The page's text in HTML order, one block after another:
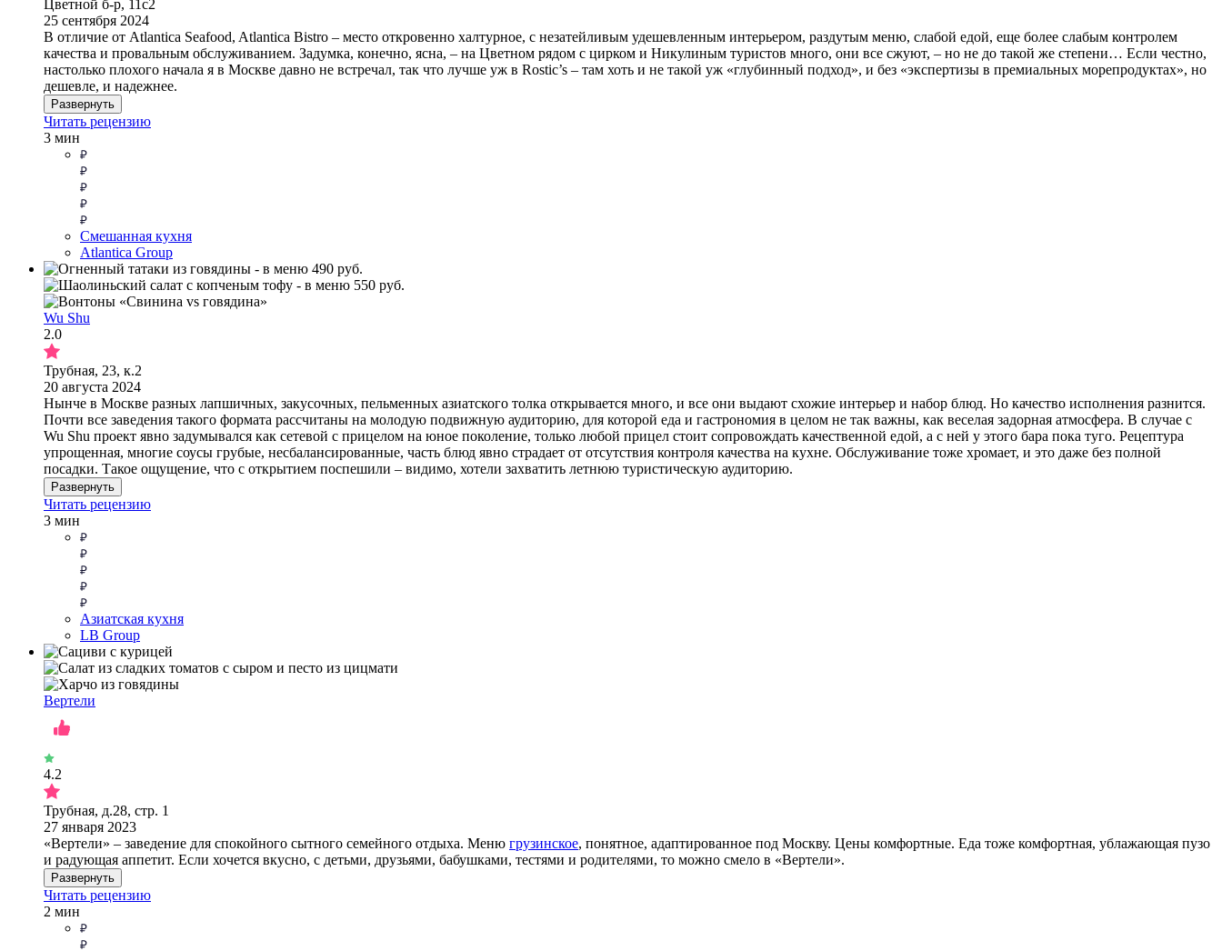
Цветной б-р, 11с2
25 сентября 2024
В отличие от Atlantica Seafood, Atlantica Bistro – место откровенно халтурное, с незатейливым удешевленным интерьером, раздутым меню, слабой едой, еще более слабым контролем
качества и провальным обслуживанием. Задумка, конечно, ясна, – на Цветном рядом с цирком и Никулиным туристов много, они все сжуют, – но не до такой же степени… Если честно,
настолько плохого начала я в Москве давно не встречал, так что лучше уж в Rostic’s – там хоть и не такой уж «глубинный подход», и без «экспертизы в премиальных морепродуктах», но
дешевле, и надежнее.
Развернуть
Читать рецензию
3 мин
Смешанная кухня
Atlantica Group
Wu Shu
2.0
Трубная, 23, к.2
20 августа 2024
Нынче в Москве разных лапшичных, закусочных, пельменных азиатского толка открывается много, и все они выдают схожие интерьер и набор блюд. Но качество исполнения разнится.
Почти все заведения такого формата рассчитаны на молодую подвижную аудиторию, для которой еда и гастрономия в целом не так важны, как веселая задорная атмосфера. В случае с
Wu Shu проект явно задумывался как сетевой с прицелом на юное поколение, только любой прицел стоит сопровождать качественной едой, а с ней у этого бара пока туго. Рецептура
упрощенная, многие соусы грубые, несбалансированные, часть блюд явно страдает от отсутствия контроля качества на кухне. Обслуживание тоже хромает, и это даже без полной
посадки. Такое ощущение, что с открытием поспешили – видимо, хотели захватить летнюю туристическую аудиторию.
Развернуть
Читать рецензию
3 мин
Азиатская кухня
LB Group
Вертели
4.2
Трубная, д.28, стр. 1
27 января 2023
«Вертели» – заведение для спокойного сытного семейного отдыха. Меню грузинское, понятное, адаптированное под Москву. Цены комфортные. Еда тоже комфортная, ублажающая пузо
и радующая аппетит. Если хочется вкусно, с детьми, друзьями, бабушками, тестями и родителями, то можно смело в «Вертели».
Развернуть
Читать рецензию
2 мин